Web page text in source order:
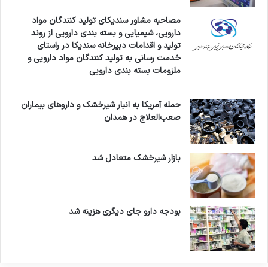
مصاحبه مشاور سندیکای تولید کنندگان مواد
دارویی، شیمیایی و بسته بندی دارویی از روند
تولید و اقدامات دبیرخانه سندیکا در راستای
خدمت رسانی به تولید کنندگان مواد دارویی و
ملزومات بسته بندی دارویی
حمله آمریکا به انبار شیرخشک و داروهای بیماران
صعب‌العلاج در همدان
بازار شیرخشک متعادل شد
بودجه دارو جای دیگری هزینه شد